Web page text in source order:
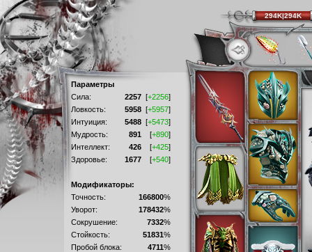
Параметры
Сила:
2257 [+2256]
Ловкость:
5958 [+5957]
Интуиция:
5488 [+5473]
Мудрость:
891 [+890]
Интеллект:
426 [+425]
Здоровье:
1677 [+540]
Модификаторы:
Точность:
166800%
Уворот:
178432%
Сокрушение:
7332%
Стойкость:
51831%
Пробой блока:
4711%
294K|294K